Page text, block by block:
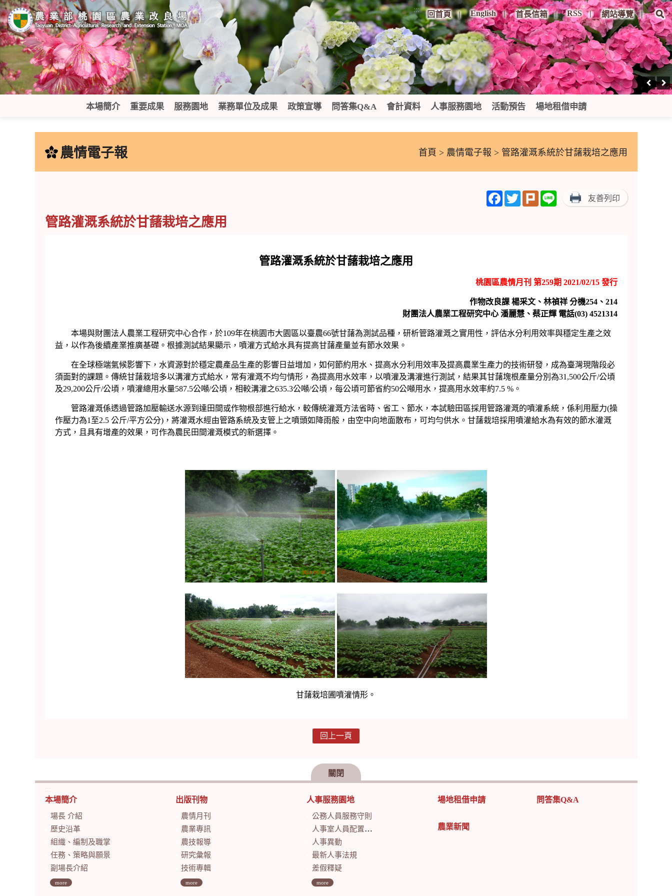
跳
到
主
要
內
容
區
塊
:::
回首頁 English 首長信箱 RSS 網站導覽
本場簡介 重要成果 服務園地 業務單位及成果 政策宣導 問答集Q&A 會計資料 人事服務園地 活動預告 場地租借申請
農情電子報 首頁 > 農情電子報 > 管路灌溉系統於甘藷栽培之應用
Facebook
TwitterPlurk Line 友善列印
管路灌溉系統於甘藷栽培之應用
管路灌溉系統於甘藷栽培之應用
桃園區農情月刊 第259期 2021/02/15 發行
作物改良課 楊采文、林禎祥 分機254、214
財團法人農業工程研究中心 潘麗慧、蔡正輝 電話(03) 4521314
本場與財團法人農業工程研究中心合作，於109年在桃園市大園區以臺農66號甘藷為測試品種，研析管路灌溉之實用性，評估水分利用效率與穩定生產之效
益，以作為後續產業推廣基礎。根據測試結果顯示，噴灌方式給水具有提高甘藷產量並有節水效果。
在全球極端氣候影響下，水資源對於穩定農產品生產的影響日益增加，如何節約用水、提高水分利用效率及提高農業生產力的技術研發，成為臺灣現階段必
須面對的課題。傳統甘藷栽培多以溝灌方式給水，常有灌溉不均勻情形，為提高用水效率，以噴灌及溝灌進行測試，結果其甘藷塊根產量分別為31,500公斤/公頃
及29,200公斤/公頃，噴灌總用水量587.5公噸/公頃，相較溝灌之635.3公噸/公頃，每公頃可節省約50公噸用水，提高用水效率約7.5 %。
管路灌溉係透過管路加壓輸送水源到達田間或作物根部進行給水，較傳統灌溉方法省時、省工、節水，本試驗田區採用管路灌溉的噴灌系統，係利用壓力(操
作壓力為1至2.5 公斤/平方公分)，將灌溉水經由管路系統及支管上之噴頭如降雨般，由空中向地面散布，可均勻供水。甘藷栽培採用噴灌給水為有效的節水灌溉
方式，且具有增產的效果，可作為農民田間灌溉模式的新選擇。
甘藷栽培圃噴灌情形。
回上一頁
關閉
:::
本場簡介
場長 介紹
歷史沿革
組織、編制及職掌
任務、策略與願景
副場長介紹
more
出版刊物
農情月刊
農業專訊
農技報導
研究彙報
技術專輯
more
人事服務園地
公務人員服務守則
人事室人員配置及業務職掌
人事異動
最新人事法規
差假釋疑
more
場地租借申請
農業新聞
問答集Q&A